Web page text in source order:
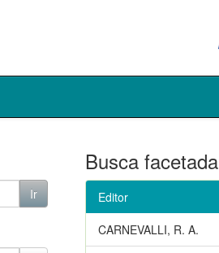
Busca facetada
Editor
CARNEVALLI, R. A.